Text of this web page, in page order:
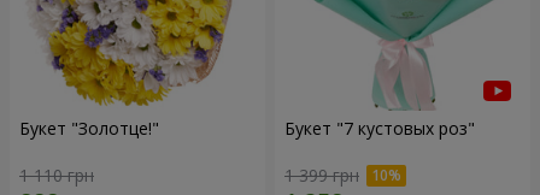
Букет "Золотце!"
1 110 грн
Букет "7 кустовых роз"
1 399 грн